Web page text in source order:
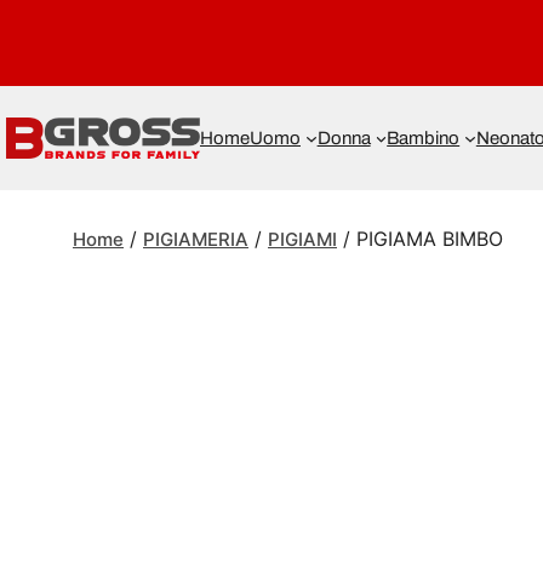
HomeUomo Donna Bambino Neonato
Home / PIGIAMERIA / PIGIAMI / PIGIAMA BIMBO